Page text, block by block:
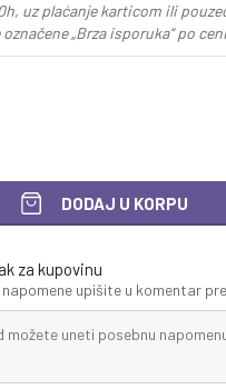
uz plaćanje karticom ili
„Brza isporuka“ po
DODAJ U KORPU
za kupovinu
upišite u komentar